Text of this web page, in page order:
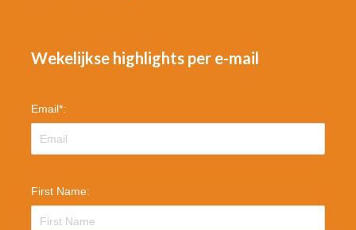
Wekelijkse highlights per e-mail
Email*:
First Name: